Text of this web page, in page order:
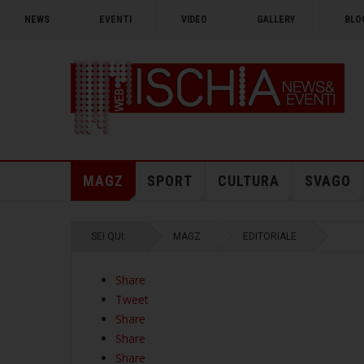
NEWS EVENTI VIDEO GALLERY
MAGZ SPORT CULTURA SVAGO
SEI QUI: MAGZ EDITORIALE
Share
Tweet
Share
Share
Share